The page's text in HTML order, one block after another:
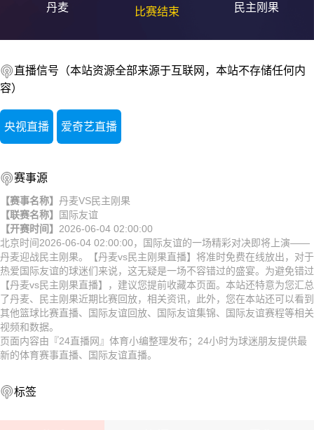
丹麦 比赛结束 民主刚果
直播信号（本站资源全部来源于互联网，本站不存储任何内
容）
央视直播 爱奇艺直播
赛事源
【赛事名称】 丹麦VS民主刚果
【联赛名称】 国际友谊
【开赛时间】 2026-06-04 02:00:00
北京时间2026-06-04 02:00:00，国际友谊的一场精彩对决即将上演——
丹麦迎战民主刚果。【丹麦vs民主刚果直播】将准时免费在线放出，对于
热爱国际友谊的球迷们来说，这无疑是一场不容错过的盛宴。为避免错过
【丹麦vs民主刚果直播】，建议您提前收藏本页面。本站还特意为您汇总
了丹麦、民主刚果近期比赛回放，相关资讯，此外，您在本站还可以看到
其他篮球比赛直播、国际友谊回放、国际友谊集锦、国际友谊赛程等相关
视频和数据。
页面内容由『24直播网』体育小编整理发布；24小时为球迷朋友提供最
新的体育赛事直播、国际友谊直播。
标签